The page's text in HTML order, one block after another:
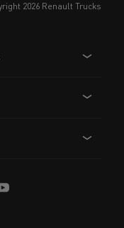
2026 Renault Trucks